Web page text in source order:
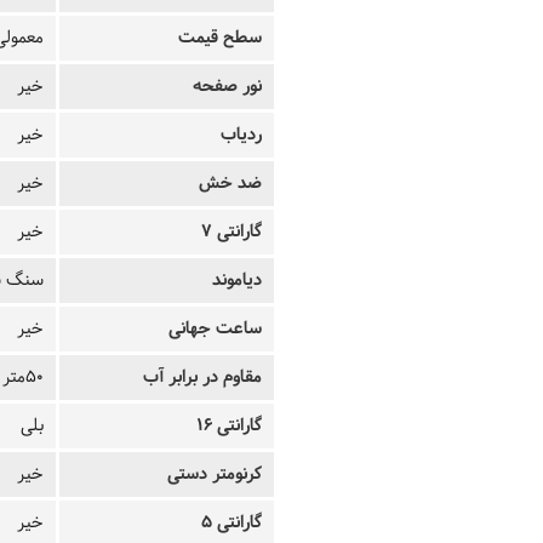
سطح قیمت
نور صفحه
خیر
ردیاب
خیر
ضد خش
خیر
گارانتی 7
خیر
دیاموند
سنگ
ساعت جهانی
خیر
مقاوم در برابر آب
50متر
گارانتی 16
بلی
کرنومتر دستی
خیر
گارانتی 5
خیر